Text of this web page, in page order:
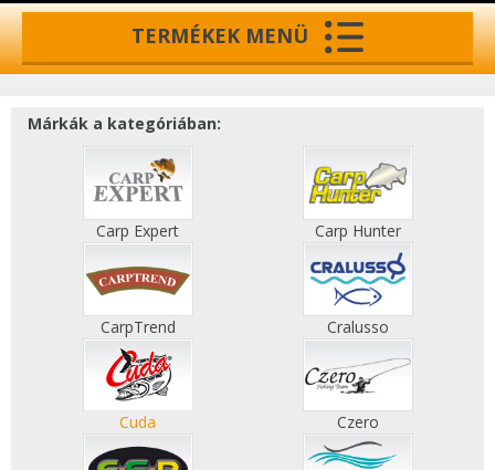
TERMÉKEK MENÜ
Márkák a kategóriában:
Carp Expert Carp Hunter
CarpTrend Cralusso
Cuda Czero